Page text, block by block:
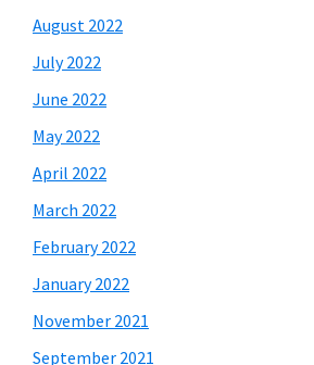
August 2022
July 2022
June 2022
May 2022
April 2022
March 2022
February 2022
January 2022
November 2021
September 2021